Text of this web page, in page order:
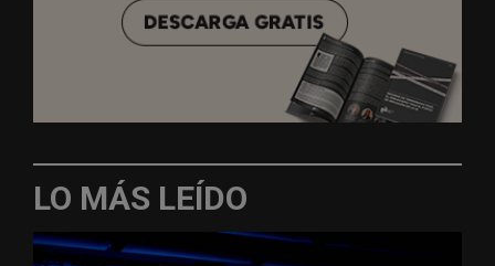
LO MÁS LEÍDO